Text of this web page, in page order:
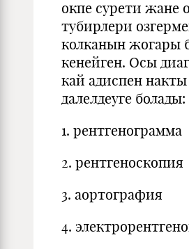
окпе сурети жане
тубирлери
колканын жогары
кенейген. Осы
кай адиспен накты
далелдеуге болады:
1. рентгенограмма
2. рентгеноскопия
3. аортография
4.